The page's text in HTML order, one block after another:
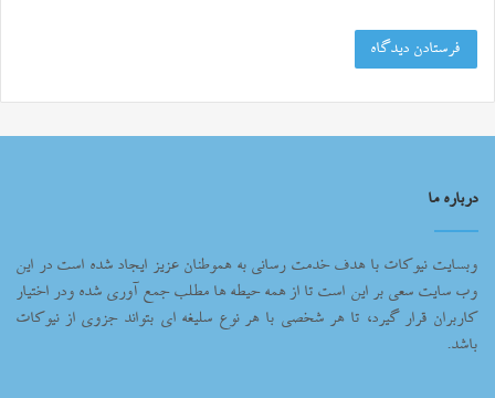
درباره ما
وبسایت نیوکات با هدف خدمت رسانی به هموطنان عزیز ایجاد شده است در این
وب سایت سعی بر این است تا از همه حیطه ها مطلب جمع آوری شده ودر اختیار
کاربران قرار گیرد، تا هر شخصی با هر نوع سلیغه ای بتواند جزوی از نیوکات
باشد.